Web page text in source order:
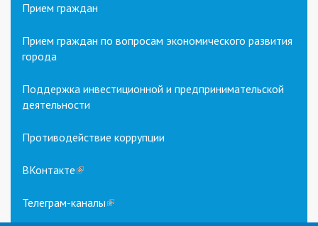
Прием граждан
Прием граждан по вопросам экономического развития
города
Поддержка инвестиционной и предпринимательской
деятельности
Противодействие коррупции
ВКонтакте(link
external)
Телеграм-каналы(link